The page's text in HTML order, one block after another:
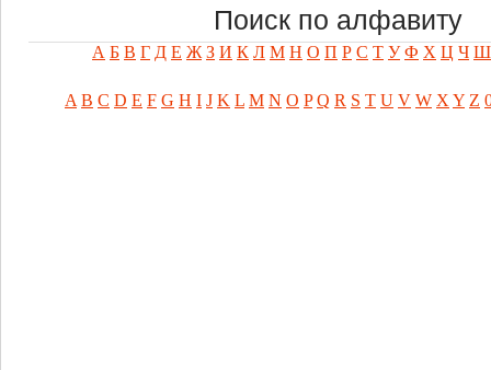
Поиск по алфавиту
А Б В Г Д Е Ж З И К Л М Н О П Р С Т У Ф Х Ц Ч Ш
A B C D E F G H I J K L M N O P Q R S T U V W X Y Z